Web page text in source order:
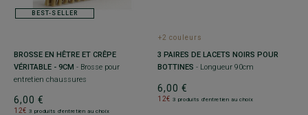
BEST-SELLER
BROSSE EN HÊTRE ET CRÊPE
VÉRITABLE - 9CM - Brosse pour
entretien chaussures
6,00 €
12€ 3 produits d'entretien au choix
+2 couleurs
3 PAIRES DE LACETS NOIRS POUR
BOTTINES - Longueur 90cm
6,00 €
12€ 3 produits d'entretien au choix